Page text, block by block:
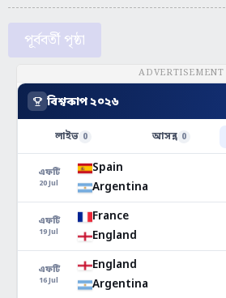
পূর্ববর্তী পৃষ্ঠা
ADVERTISEMENT